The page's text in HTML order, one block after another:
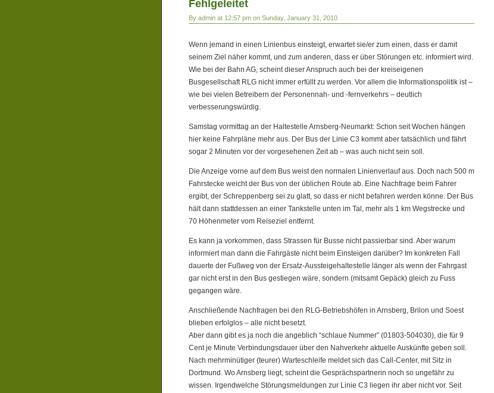
Fehlgeleitet
By admin at 12:57 pm on Sunday, January 31, 2010
Wenn jemand in einen Linienbus einsteigt, erwartet sie/er zum einen, dass er damit
seinem Ziel näher kommt, und zum anderen, dass er über Störungen etc. informiert wird.
Wie bei der Bahn AG, scheint dieser Anspruch auch bei der kreiseigenen
Busgesellschaft RLG nicht immer erfüllt zu werden. Vor allem die Informationspolitik ist –
wie bei vielen Betreibern der Personennah- und -fernverkehrs – deutlich
verbesserungswürdig.
Samstag vormittag an der Haltestelle Arnsberg-Neumarkt: Schon seit Wochen hängen
hier keine Fahrpläne mehr aus. Der Bus der Linie C3 kommt aber tatsächlich und fährt
sogar 2 Minuten vor der vorgesehenen Zeit ab – was auch nicht sein soll.
Die Anzeige vorne auf dem Bus weist den normalen Linienverlauf aus. Doch nach 500 m
Fahrstecke weicht der Bus von der üblichen Route ab. Eine Nachfrage beim Fahrer
ergibt, der Schreppenberg sei zu glatt, so dass er nicht befahren werden könne. Der Bus
hält dann stattdessen an einer Tankstelle unten im Tal, mehr als 1 km Wegstrecke und
70 Höhenmeter vom Reiseziel entfernt.
Es kann ja vorkommen, dass Strassen für Busse nicht passierbar sind. Aber warum
informiert man dann die Fahrgäste nicht beim Einsteigen darüber? Im konkreten Fall
dauerte der Fußweg von der Ersatz-Aussteigehaltestelle länger als wenn der Fahrgast
gar nicht erst in den Bus gestiegen wäre, sondern (mitsamt Gepäck) gleich zu Fuss
gegangen wäre.
Anschließende Nachfragen bei den RLG-Betriebshöfen in Arnsberg, Brilon und Soest
blieben erfolglos – alle nicht besetzt.
Aber dann gibt es ja noch die angeblich “schlaue Nummer” (01803-504030), die für 9
Cent je Minute Verbindungsdauer über den Nahverkehr aktuelle Auskünfte geben soll.
Nach mehrminütiger (teurer) Warteschleife meldet sich das Call-Center, mit Sitz in
Dortmund. Wo Arnsberg liegt, scheint die Gesprächspartnerin noch so ungefähr zu
wissen. Irgendwelche Störungsmeldungen zur Linie C3 liegen ihr aber nicht vor. Seit